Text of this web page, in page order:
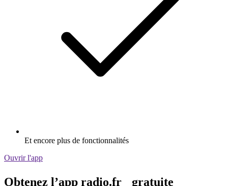
Et encore plus de fonctionnalités
Ouvrir l'app
Obtenez l’app radio.fr gratuite